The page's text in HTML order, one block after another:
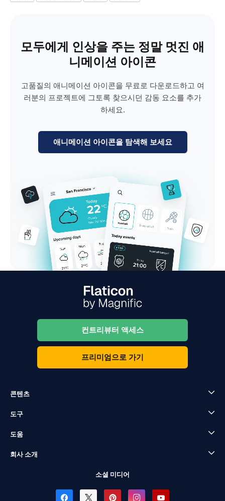
모두에게 인상을 주는 정말 멋진 애
니메이션 아이콘
고품질의 애니메이션 아이콘을 무료로 다운로드하고 여
러분의 프로젝트에 그토록 찾으시던 감동 요소를 추가
하세요.
애니메이션 아이콘을 탐색해 보세요
컨트리뷰터 액세스
프리미엄으로 가기
콘텐츠
도구
도움
회사 소개
소셜 미디어